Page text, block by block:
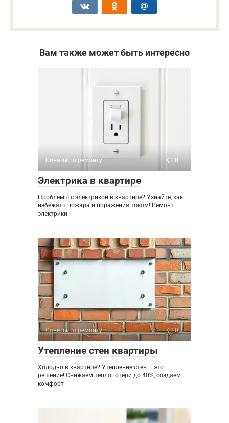
Вам также может быть интересно
Советы по ремонту 0
Электрика в квартире
Проблемы с электрикой в квартире? Узнайте, как
избежать пожара и поражения током! Ремонт
электрики
Советы по ремонту 0
Утепление стен квартиры
Холодно в квартире? Утепление стен – это
решение! Снижаем теплопотери до 40%, создаем
комфорт